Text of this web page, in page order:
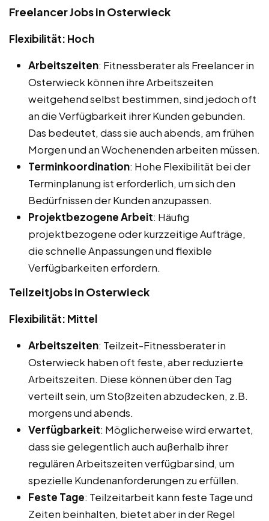
Freelancer Jobs in Osterwieck
Flexibilität: Hoch
Arbeitszeiten: Fitnessberater als Freelancer in
Osterwieck können ihre Arbeitszeiten
weitgehend selbst bestimmen, sind jedoch oft
an die Verfügbarkeit ihrer Kunden gebunden.
Das bedeutet, dass sie auch abends, am frühen
Morgen und an Wochenenden arbeiten müssen.
Terminkoordination: Hohe Flexibilität bei der
Terminplanung ist erforderlich, um sich den
Bedürfnissen der Kunden anzupassen.
Projektbezogene Arbeit: Häufig
projektbezogene oder kurzzeitige Aufträge,
die schnelle Anpassungen und flexible
Verfügbarkeiten erfordern.
Teilzeitjobs in Osterwieck
Flexibilität: Mittel
Arbeitszeiten: Teilzeit-Fitnessberater in
Osterwieck haben oft feste, aber reduzierte
Arbeitszeiten. Diese können über den Tag
verteilt sein, um Stoßzeiten abzudecken, z.B.
morgens und abends.
Verfügbarkeit: Möglicherweise wird erwartet,
dass sie gelegentlich auch außerhalb ihrer
regulären Arbeitszeiten verfügbar sind, um
spezielle Kundenanforderungen zu erfüllen.
Feste Tage: Teilzeitarbeit kann feste Tage und
Zeiten beinhalten, bietet aber in der Regel